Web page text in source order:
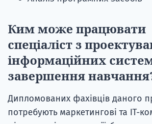
Ким може працювати
спеціаліст з
інформаційних
завершення
Дипломованих фахівців даного
потребують маркетингові та IT-